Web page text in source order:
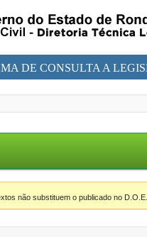
DE CONSULTA A
não substituem o publicado no